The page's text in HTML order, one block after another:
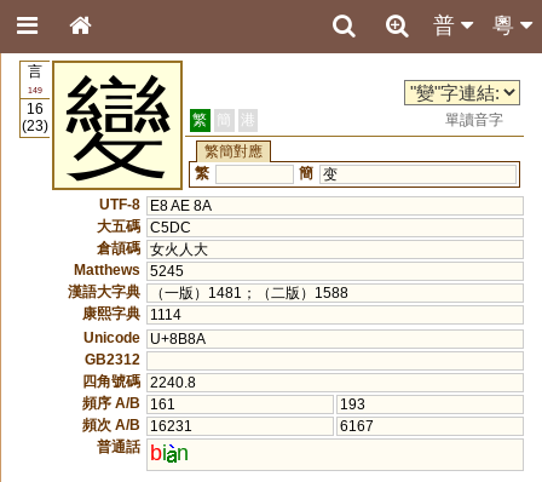
粵
普
言
149
16
(23)
變 繁 簡 港
單讀音字
繁簡對應
繁
簡 变
UTF-8
E8 AE 8A
大五碼 C5DC
倉頡碼 女火人大
Matthews
5245
漢語大字典
（一版）1481；（二版）1588
康熙字典
1114
Unicode
U+8B8A
GB2312
四角號碼 2240.8
頻序 A/B
161
193
頻次 A/B
16231
6167
普通話
bi n